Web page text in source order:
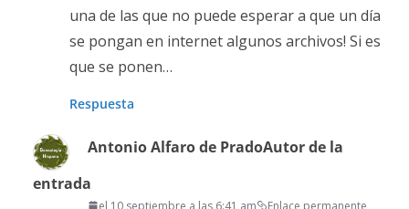
una de las que no puede esperar a que un día
se pongan en internet algunos archivos! Si es
que se ponen…
Respuesta
Antonio Alfaro de PradoAutor de la
entrada
el 10 septiembre a las 6:41 am Enlace permanente